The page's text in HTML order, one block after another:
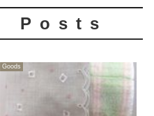
Posts
Goods